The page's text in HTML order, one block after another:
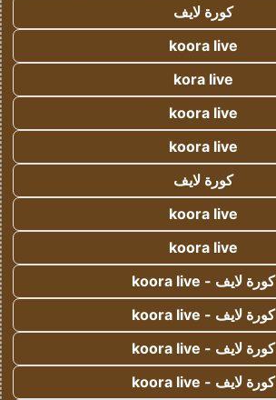
كورة لايف
koora live
kora live
koora live
koora live
كورة لايف
koora live
koora live
كورة لايف - koora live
كورة لايف - koora live
كورة لايف - koora live
كورة لايف - koora live